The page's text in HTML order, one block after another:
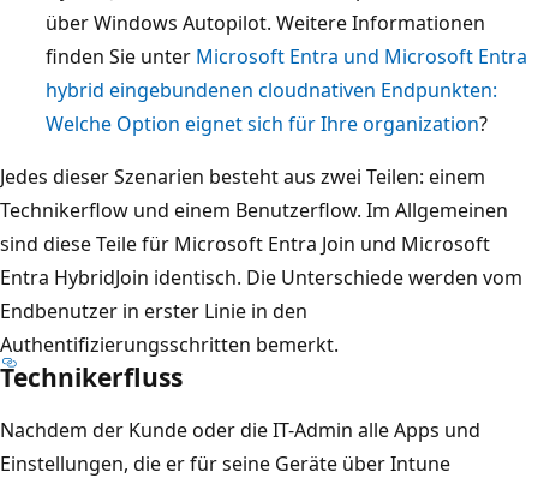
über Windows Autopilot. Weitere Informationen
finden Sie unter Microsoft Entra und Microsoft Entra
hybrid eingebundenen cloudnativen Endpunkten:
Welche Option eignet sich für Ihre organization?
Jedes dieser Szenarien besteht aus zwei Teilen: einem
Technikerflow und einem Benutzerflow. Im Allgemeinen
sind diese Teile für Microsoft Entra Join und Microsoft
Entra HybridJoin identisch. Die Unterschiede werden vom
Endbenutzer in erster Linie in den
Authentifizierungsschritten bemerkt.
Technikerfluss
Nachdem der Kunde oder die IT-Admin alle Apps und
Einstellungen, die er für seine Geräte über Intune